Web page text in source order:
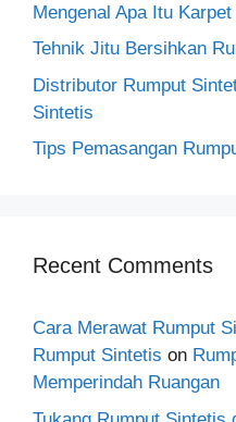
Mengenal Apa Itu
Tehnik Jitu Bersihkan
Distributor Rumput
Sintetis
Tips Pemasangan
Recent Comments
Cara Merawat Rumput
Rumput Sintetis on
Memperindah Ruangan